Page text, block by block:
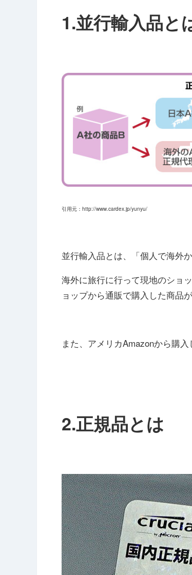
1.並行輸入品と
引用元：http://www.cardex.jp/yunyu/
並行輸入品とは、「個人で海外
海外に旅行に行って現地のショ
ョップから通販で購入した商品
また、アメリカAmazonから購
2.正規品とは